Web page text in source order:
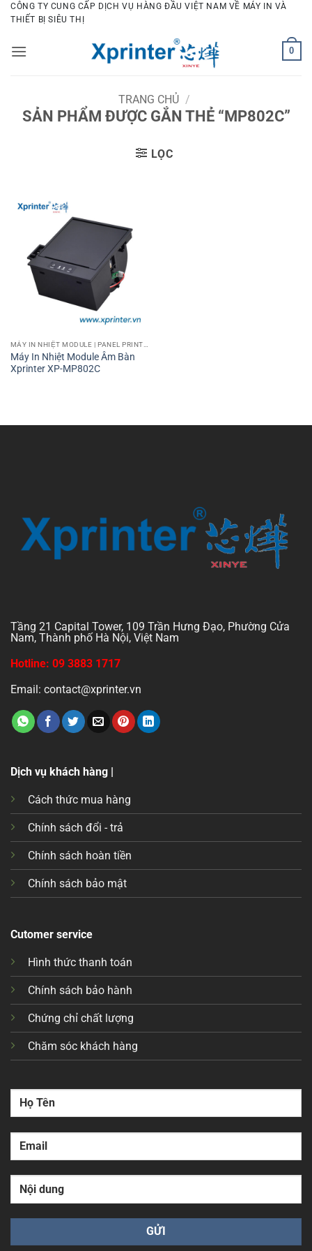
Bỏ
qua
dung
CÔNG TY CUNG CẤP DỊCH VỤ HÀNG ĐẦU VIỆT NAM VỀ MÁY IN VÀ
THIẾT BỊ SIÊU THỊ
0
TRANG CHỦ /
SẢN PHẨM ĐƯỢC GẮN THẺ “MP802C”
LỌC
Máy In Nhiệt Module Âm Bàn
Xprinter XP-MP802C
Tầng 21 Capital Tower, 109 Trần Hưng Đạo, Phường Cửa
Nam, Thành phố Hà Nội, Việt Nam
Hotline: 09 3883 1717
Email: contact@xprinter.vn
Dịch vụ khách hàng |
Cách thức mua hàng
Chính sách đổi - trả
Chính sách hoàn tiền
Chính sách bảo mật
Cutomer service
Hình thức thanh toán
Chính sách bảo hành
Chứng chỉ chất lượng
Chăm sóc khách hàng